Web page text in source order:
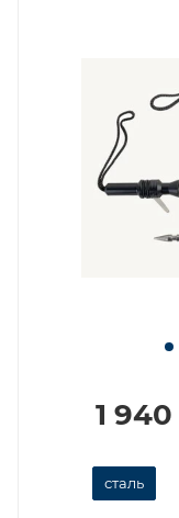
1 940
сталь